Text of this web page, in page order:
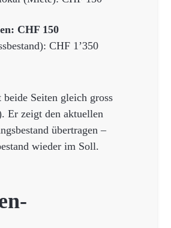
CHF 150
CHF 1’350
Seiten gleich gross
Er zeigt den aktuellen
übertragen –
wieder im Soll.